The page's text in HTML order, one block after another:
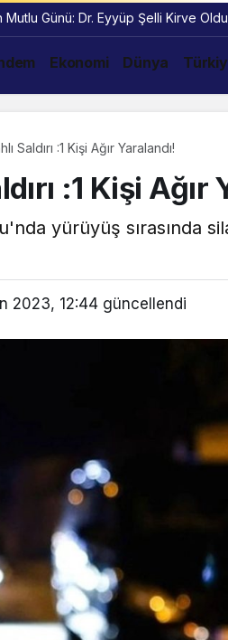
Mutlu Günü: Dr. Eyyüp Şelli Kirve Oldu
Ekonomi Dünya
Saldırı :1 Kişi Ağır Yaralandı!
:1 Kişi Ağır
yürüyüş sırasında
2023, 12:44 güncellendi